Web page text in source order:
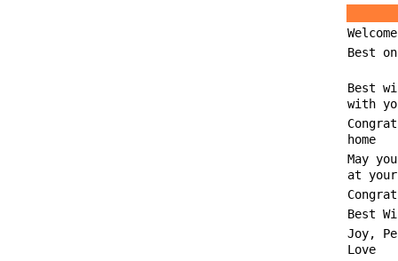
Best
Best
with
home
May
at your
Best
Joy,
Love